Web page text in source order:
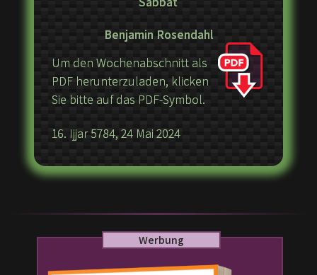
Benjamin Rosendahl
Um den Wochenabschnitt als
PDF herunterzuladen, klicken
Sie bitte auf das PDF-Symbol.
16. Ijjar 5784, 24 Mai 2024
Werbung